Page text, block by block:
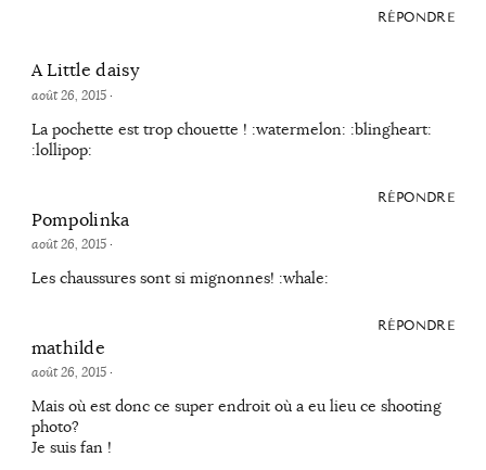
RÉPONDRE
A Little daisy
août 26, 2015·
La pochette est trop chouette ! :watermelon: :blingheart:
:lollipop:
RÉPONDRE
Pompolinka
août 26, 2015·
Les chaussures sont si mignonnes! :whale:
RÉPONDRE
mathilde
août 26, 2015·
Mais où est donc ce super endroit où a eu lieu ce shooting
photo?
Je suis fan !